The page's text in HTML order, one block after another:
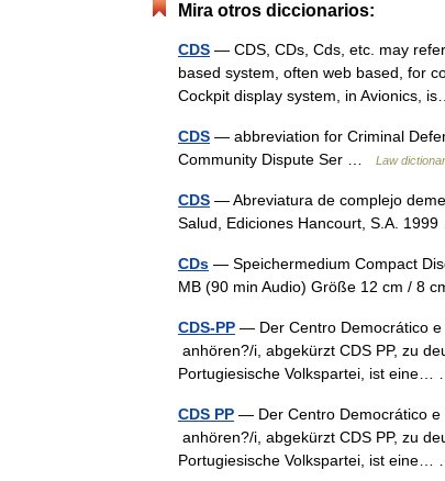
Mira otros diccionarios:
CDS — CDS, CDs, Cds, etc. may
based system, often web based, for
Cockpit display system, in Avionics,
CDS — abbreviation for Criminal
Community Dispute Ser …
Law
CDS — Abreviatura de complejo
Salud, Ediciones Hancourt, S.A.
CDs — Speichermedium Compact
MB (90 min Audio) Größe 12 cm / 8
CDS-PP — Der Centro Democrático e
anhören?/i, abgekürzt CDS PP, zu
Portugiesische Volkspartei, ist
CDS PP — Der Centro Democrático e
anhören?/i, abgekürzt CDS PP, zu
Portugiesische Volkspartei, ist